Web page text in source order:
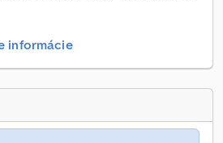
informácie